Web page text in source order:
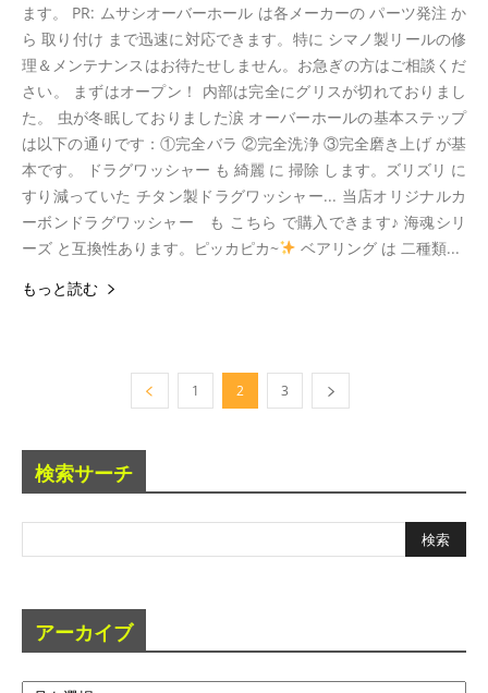
ます。 PR: ムサシオーバーホール は各メーカーの パーツ発注 か
ら 取り付け まで迅速に対応できます。特に シマノ製リールの修
理＆メンテナンスはお待たせしません。お急ぎの方はご相談くだ
さい。 まずはオープン！ 内部は完全にグリスが切れておりまし
た。 虫が冬眠しておりました涙 オーバーホールの基本ステップ
は以下の通りです：①完全バラ ②完全洗浄 ③完全磨き上げ が基
本です。 ドラグワッシャー も 綺麗 に 掃除 します。ズリズリ に
すり減っていた チタン製ドラグワッシャー... 当店オリジナルカ
ーボンドラグワッシャー も こちら で購入できます♪ 海魂シリ
ーズ と互換性あります。ピッカピカ~
ベアリング は 二種類...
もっと読む
1 2 3
検索サーチ
アーカイブ
ア